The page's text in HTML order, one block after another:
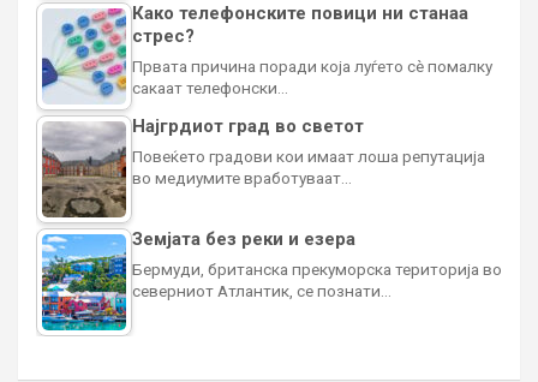
Како телефонските повици ни станаа
стрес?
Првата причина поради која луѓето сè помалку
сакаат телефонски…
Најгрдиот град во светот
Повеќето градови кои имаат лоша репутација
во медиумите вработуваат…
Земјата без реки и езера
Бермуди, британска прекуморска територија во
северниот Атлантик, се познати…